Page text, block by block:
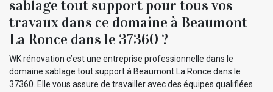
sablage tout support pour tous vos
travaux dans ce domaine à Beaumont
La Ronce dans le 37360 ?
WK rénovation c’est une entreprise professionnelle dans le
domaine sablage tout support à Beaumont La Ronce dans le
37360. Elle vous assure de travailler avec des équipes qualifiées